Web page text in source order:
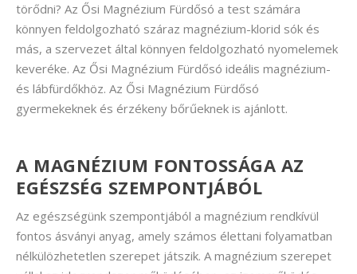
törődni? Az Ősi Magnézium Fürdősó a test számára
könnyen feldolgozható száraz magnézium-klorid sók és
más, a szervezet által könnyen feldolgozható nyomelemek
keveréke. Az Ősi Magnézium Fürdősó ideális magnézium-
és lábfürdőkhöz. Az Ősi Magnézium Fürdősó
gyermekeknek és érzékeny bőrűeknek is ajánlott.
A MAGNÉZIUM FONTOSSÁGA AZ
EGÉSZSÉG SZEMPONTJÁBÓL
Az egészségünk szempontjából a magnézium rendkívül
fontos ásványi anyag, amely számos élettani folyamatban
nélkülözhetetlen szerepet játszik. A magnézium szerepet